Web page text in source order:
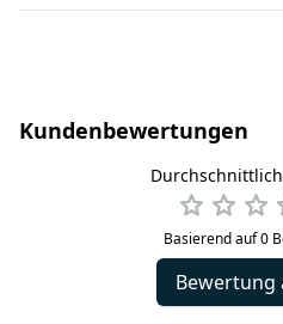
Kundenbewertungen
Basierend auf 0
Bewertung